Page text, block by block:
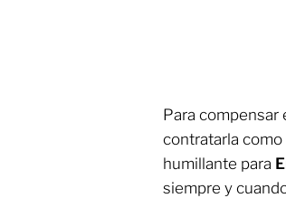
Para compensar
contratarla
humillante para
siempre y